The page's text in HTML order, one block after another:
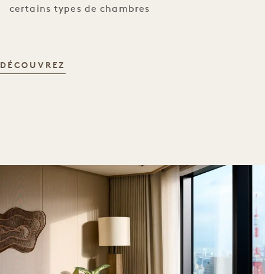
certains types de chambres
DÉCOUVREZ